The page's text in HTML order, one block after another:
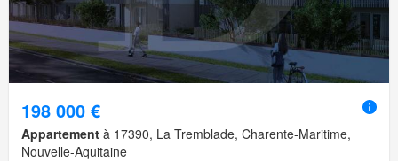
198 000 €
Appartement à 17390, La Tremblade, Charente-Maritime,
Nouvelle-Aquitaine